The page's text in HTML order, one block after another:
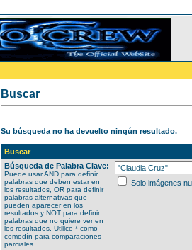
Buscar
Su búsqueda no ha devuelto ningún resultado.
Buscar
Búsqueda de Palabra Clave:
Puede usar AND para definir
palabras que deben estar en
los resultados, OR para definir
palabras alternativas que
pueden aparecer en los
resultados y NOT para definir
palabras que no quiere ver en
los resultados. Utilice * como
comodín para comparaciones
parciales.
Solo imágenes